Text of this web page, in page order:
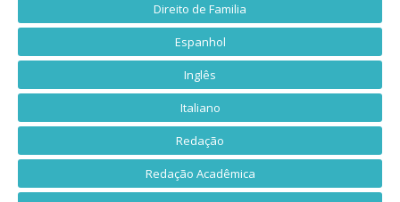
Direito de Familia
Espanhol
Inglês
Italiano
Redação
Redação Acadêmica